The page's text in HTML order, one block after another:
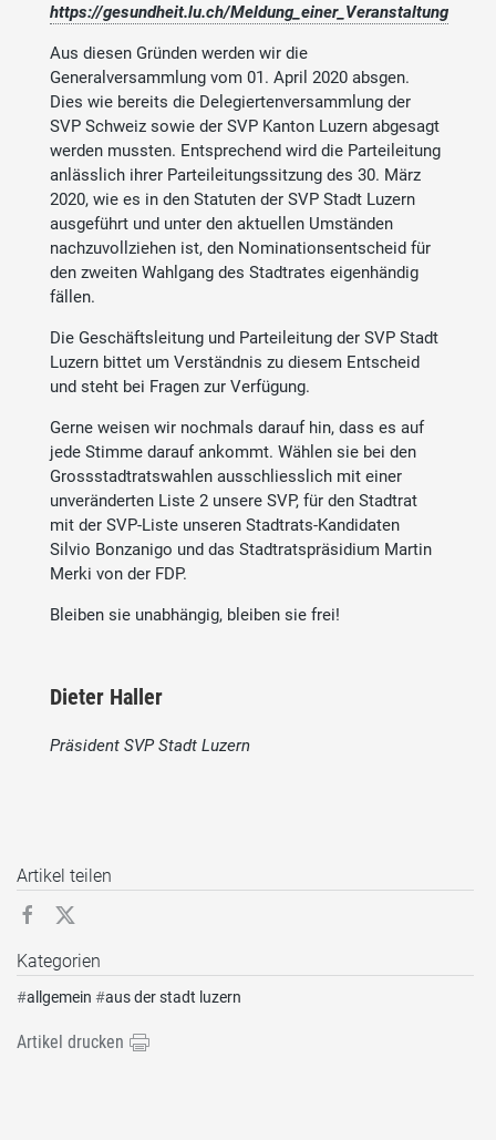
https://gesundheit.lu.ch/Meldung_einer_Veranstaltung
Aus diesen Gründen werden wir die
Generalversammlung vom 01. April 2020 absgen.
Dies wie bereits die Delegiertenversammlung der
SVP Schweiz sowie der SVP Kanton Luzern abgesagt
werden mussten. Entsprechend wird die Parteileitung
anlässlich ihrer Parteileitungssitzung des 30. März
2020, wie es in den Statuten der SVP Stadt Luzern
ausgeführt und unter den aktuellen Umständen
nachzuvollziehen ist, den Nominationsentscheid für
den zweiten Wahlgang des Stadtrates eigenhändig
fällen.
Die Geschäftsleitung und Parteileitung der SVP Stadt
Luzern bittet um Verständnis zu diesem Entscheid
und steht bei Fragen zur Verfügung.
Gerne weisen wir nochmals darauf hin, dass es auf
jede Stimme darauf ankommt. Wählen sie bei den
Grossstadtratswahlen ausschliesslich mit einer
unveränderten Liste 2 unsere SVP, für den Stadtrat
mit der SVP-Liste unseren Stadtrats-Kandidaten
Silvio Bonzanigo und das Stadtratspräsidium Martin
Merki von der FDP.
Bleiben sie unabhängig, bleiben sie frei!
Dieter Haller
Präsident SVP Stadt Luzern
Artikel teilen
Kategorien
#allgemein #aus der stadt luzern
Artikel drucken